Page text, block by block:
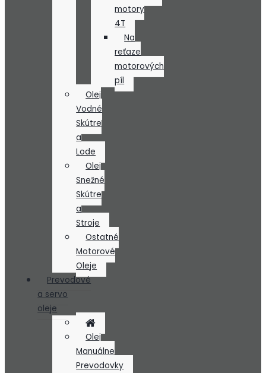
motory
4T
Na
reťaze
motorových
píl
Olej
Vodné
Skútre
a
Lode
Olej
Snežné
Skútre
a
Stroje
Ostatné
Motorové
Oleje
Prevodové
a servo
oleje
Olej
Manuálne
Prevodovky